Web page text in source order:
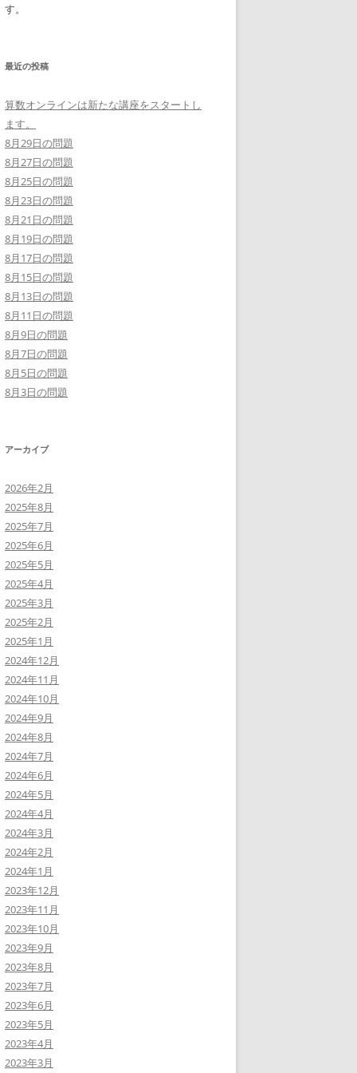
す。
最近の投稿
算数オンラインは新たな講座をスタートし
ます。
8月29日の問題
8月27日の問題
8月25日の問題
8月23日の問題
8月21日の問題
8月19日の問題
8月17日の問題
8月15日の問題
8月13日の問題
8月11日の問題
8月9日の問題
8月7日の問題
8月5日の問題
8月3日の問題
アーカイブ
2026年2月
2025年8月
2025年7月
2025年6月
2025年5月
2025年4月
2025年3月
2025年2月
2025年1月
2024年12月
2024年11月
2024年10月
2024年9月
2024年8月
2024年7月
2024年6月
2024年5月
2024年4月
2024年3月
2024年2月
2024年1月
2023年12月
2023年11月
2023年10月
2023年9月
2023年8月
2023年7月
2023年6月
2023年5月
2023年4月
2023年3月